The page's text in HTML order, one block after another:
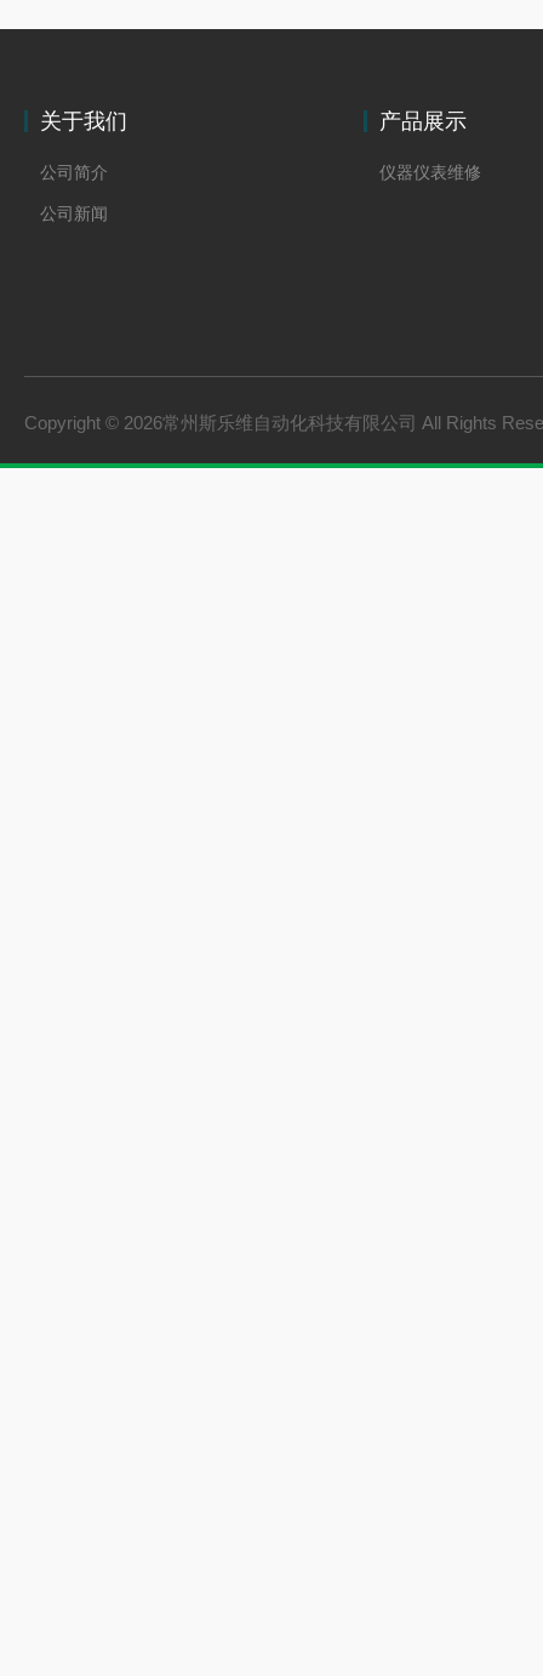
关于我们
公司简介
公司新闻
产品展示
仪器仪表维修
Copyright © 2026常州斯乐维自动化科技有限公司 All Rights